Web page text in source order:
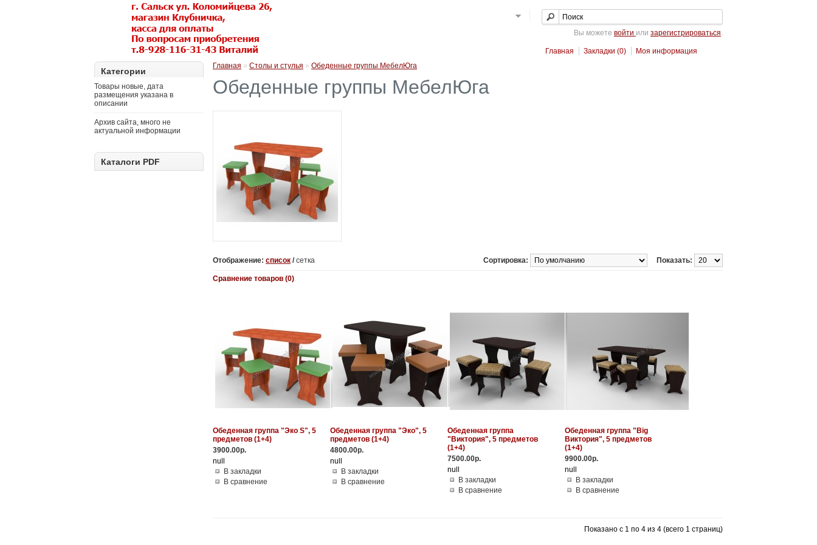
Вы можете войти или зарегистрироваться.
Главная Закладки (0) Моя информация
Категории
Товары новые, дата
размещения указана в
описании
Архив сайта, много не
актуальной информации
Каталоги PDF
Главная » Столы и стулья » Обеденные группы МебелЮга
Обеденные группы МебелЮга
Отображение: список /сетка Показать:
Сортировка:
Сравнение товаров (0)
Обеденная группа "Эко S", 5
предметов (1+4)
3900.00р.
null
В закладки
В сравнение
Обеденная группа "Эко", 5
предметов (1+4)
4800.00р.
null
В закладки
В сравнение
Обеденная группа
"Виктория", 5 предметов
(1+4)
7500.00р.
null
В закладки
В сравнение
Обеденная группа "Big
Виктория", 5 предметов
(1+4)
9900.00р.
null
В закладки
В сравнение
Показано с 1 по 4 из 4 (всего 1 страниц)